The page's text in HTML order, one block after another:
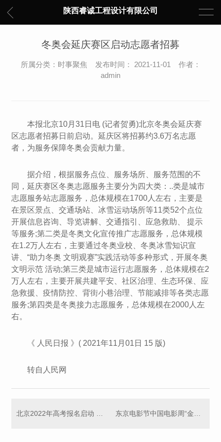
陕西睿诚工程设计有限公司
冬奥会延庆赛区启动志愿者招募
所属分类：时事聚焦 发布时间： 2021-11-01 作者：
admin
本报北京10月31日电 (记者贺勇)北京冬奥会延庆赛
区志愿者招募日前启动。延庆区将招募约3.6万名志愿
者，为服务保障冬奥会贡献力量。
据介绍，根据服务点位、服务场所、服务范围的不
同，延庆赛区冬奥志愿服务主要分为四大类：..类是城市
志愿服务站志愿服务，总体规模在1700人左右，主要是
在景区景点、交通场站、冰雪运动场所等11类52个点位
开展信息咨询、导览讲解、交通指引、应急救助、 提示
等服务;第二类是冬奥文化宣传推广志愿服务，总体规模
在1.2万人左右，主要通过冬奥业校、冬奥冰雪知识宣
讲、“助力冬奥 文明观赛”实践活动等多种形式，开展冬奥
文明示范 活动;第三类是城市运行志愿服务，总体规模在2
万人左右，主要开展共建平安、社区治理、生态环保、应
急救援、疫情防控、背街小巷治理、节能减排等各类志愿
服务;第四类是冬奥接力志愿服务，总体规模在2000人左
右。
《 人民日报 》( 2021年11月01日 15 版)
转自人民网